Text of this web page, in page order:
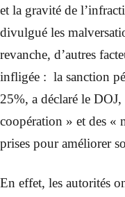
et la gravité de
divulgué les
revanche, d’autres
infligée : la sanction
25%, a déclaré le
coopération » et des «
prises pour améliorer
En effet, les autorités